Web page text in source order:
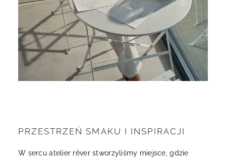
PRZESTRZEŃ SMAKU I INSPIRACJI
W sercu atelier rêver stworzyliśmy miejsce, gdzie